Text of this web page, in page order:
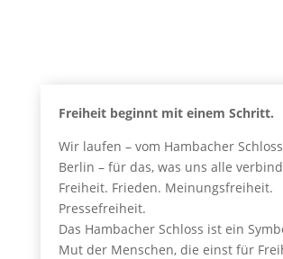
Freiheit beginnt mit einem Schritt.
Wir laufen – vom Hambacher
Berlin – für das, was uns alle
Freiheit. Frieden. Meinungsfreiheit.
Pressefreiheit.
Das Hambacher Schloss ist ein
Mut der Menschen, die einst für